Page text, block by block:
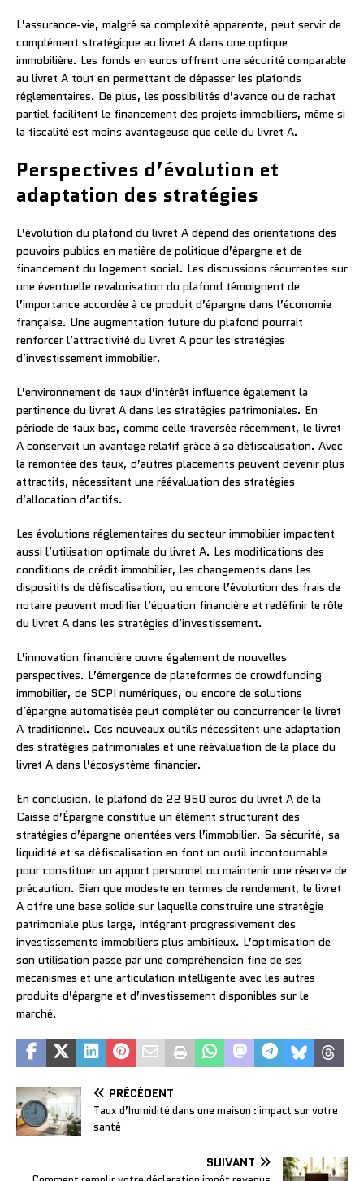
L’assurance-vie, malgré sa complexité apparente, peut servir de
complément stratégique au livret A dans une optique
immobilière. Les fonds en euros offrent une sécurité comparable
au livret A tout en permettant de dépasser les plafonds
réglementaires. De plus, les possibilités d’avance ou de rachat
partiel facilitent le financement des projets immobiliers, même si
la fiscalité est moins avantageuse que celle du livret A.
Perspectives d’évolution et
adaptation des stratégies
L’évolution du plafond du livret A dépend des orientations des
pouvoirs publics en matière de politique d’épargne et de
financement du logement social. Les discussions récurrentes sur
une éventuelle revalorisation du plafond témoignent de
l’importance accordée à ce produit d’épargne dans l’économie
française. Une augmentation future du plafond pourrait
renforcer l’attractivité du livret A pour les stratégies
d’investissement immobilier.
L’environnement de taux d’intérêt influence également la
pertinence du livret A dans les stratégies patrimoniales. En
période de taux bas, comme celle traversée récemment, le livret
A conservait un avantage relatif grâce à sa défiscalisation. Avec
la remontée des taux, d’autres placements peuvent devenir plus
attractifs, nécessitant une réévaluation des stratégies
d’allocation d’actifs.
Les évolutions réglementaires du secteur immobilier impactent
aussi l’utilisation optimale du livret A. Les modifications des
conditions de crédit immobilier, les changements dans les
dispositifs de défiscalisation, ou encore l’évolution des frais de
notaire peuvent modifier l’équation financière et redéfinir le rôle
du livret A dans les stratégies d’investissement.
L’innovation financière ouvre également de nouvelles
perspectives. L’émergence de plateformes de crowdfunding
immobilier, de SCPI numériques, ou encore de solutions
d’épargne automatisée peut compléter ou concurrencer le livret
A traditionnel. Ces nouveaux outils nécessitent une adaptation
des stratégies patrimoniales et une réévaluation de la place du
livret A dans l’écosystème financier.
En conclusion, le plafond de 22 950 euros du livret A de la
Caisse d’Épargne constitue un élément structurant des
stratégies d’épargne orientées vers l’immobilier. Sa sécurité, sa
liquidité et sa défiscalisation en font un outil incontournable
pour constituer un apport personnel ou maintenir une réserve de
précaution. Bien que modeste en termes de rendement, le livret
A offre une base solide sur laquelle construire une stratégie
patrimoniale plus large, intégrant progressivement des
investissements immobiliers plus ambitieux. L’optimisation de
son utilisation passe par une compréhension fine de ses
mécanismes et une articulation intelligente avec les autres
produits d’épargne et d’investissement disponibles sur le
marché.
PRÉCÉDENT
Taux d’humidité dans une maison : impact sur votre
santé
SUIVANT